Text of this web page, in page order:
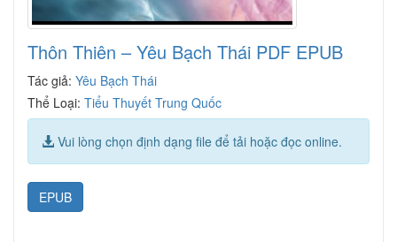
Thôn Thiên – Yêu Bạch Thái PDF EPUB
Tác giả: Yêu Bạch Thái
Thể Loại: Tiểu Thuyết Trung Quốc
Vui lòng chọn định dạng file để tải hoặc đọc online.
EPUB